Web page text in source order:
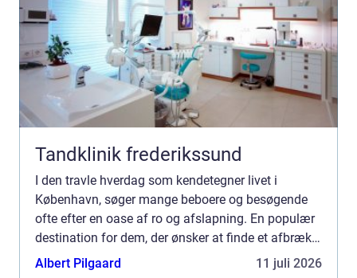
Tandklinik frederikssund
I den travle hverdag som kendetegner livet i
København, søger mange beboere og besøgende
ofte efter en oase af ro og afslapning. En populær
destination for dem, der ønsker at finde et afbræk
fra byens stress, e...
Albert Pilgaard 11 juli 2026